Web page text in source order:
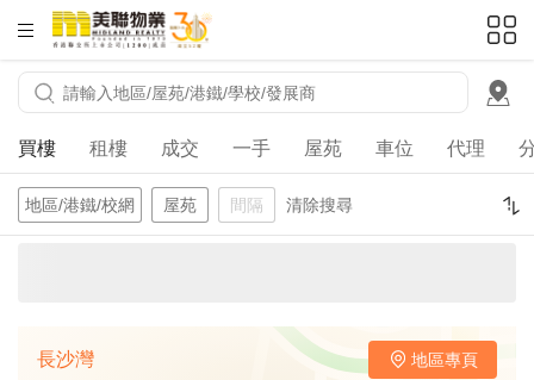
HKD ft²
買樓 租樓 成交 一手 屋苑 車位 代理
地區/港鐵/校網 屋苑 間隔 清除搜尋
長沙灣 地區專頁